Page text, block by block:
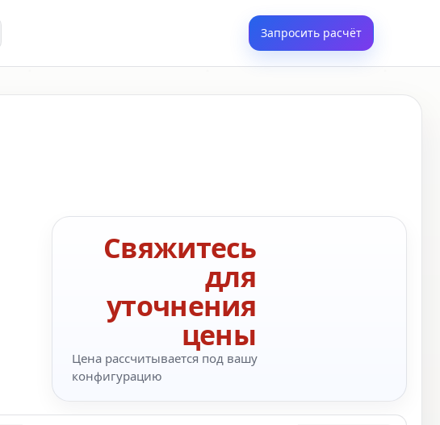
Запросить расчёт
Свяжитесь
для
уточнения
цены
Цена рассчитывается под вашу
конфигурацию